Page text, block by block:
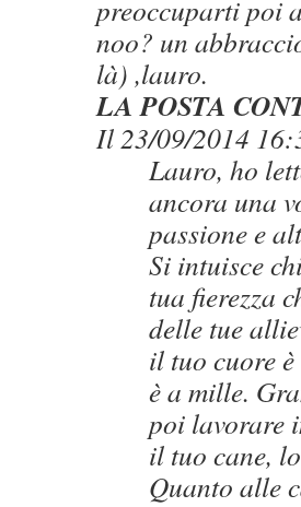
preoccuparti poi
noo? un
là) ,lauro.
LA POSTA
Il 23/09/2014
Lauro, ho
ancora una
passione e
Si intuisce
tua fierezza
delle tue
il tuo cuore
è a mille.
poi lavorare
il tuo cane,
Quanto alle